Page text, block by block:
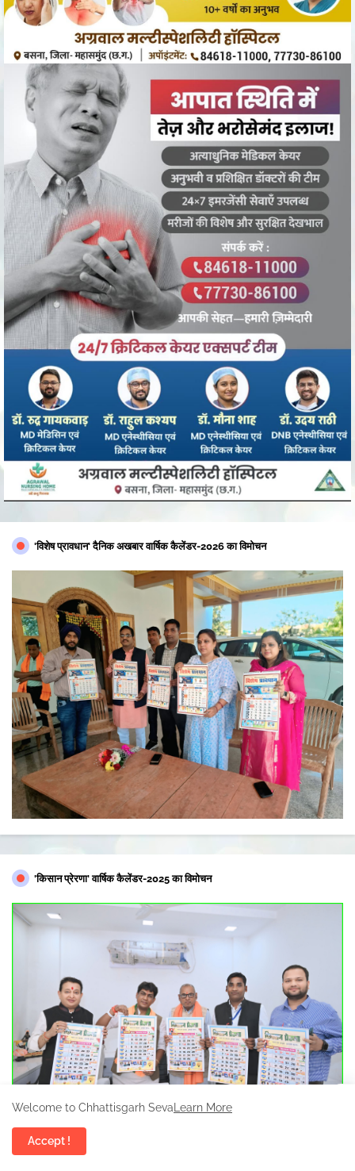
'विशेष प्रावधान' दैनिक अखबार वार्षिक कैलेंडर-2026 का विमोचन
'किसान प्रेरणा' वार्षिक कैलेंडर-2025 का विमोचन
Welcome to Chhattisgarh Seva Learn More
Accept !